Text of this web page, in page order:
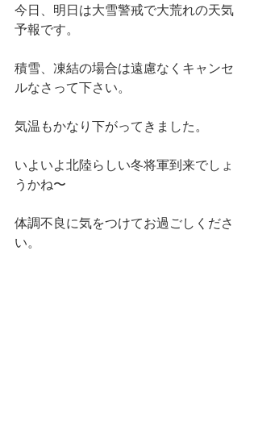
今日、明日は大雪警戒で大荒れの天気
予報です。
積雪、凍結の場合は遠慮なくキャンセ
ルなさって下さい。
気温もかなり下がってきました。
いよいよ北陸らしい冬将軍到来でしょ
うかね〜
体調不良に気をつけてお過ごしくださ
い。